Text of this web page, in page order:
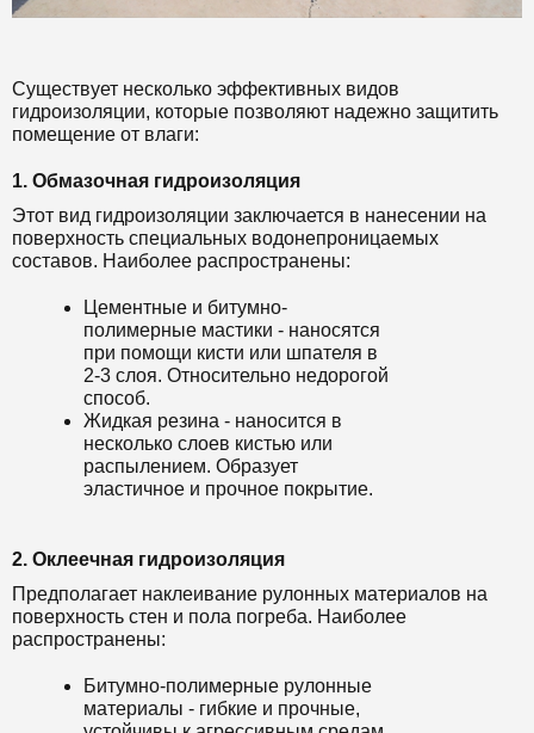
Существует несколько эффективных видов
гидроизоляции, которые позволяют надежно защитить
помещение от влаги:
1. Обмазочная гидроизоляция
Этот вид гидроизоляции заключается в нанесении на
поверхность специальных водонепроницаемых
составов. Наиболее распространены:
Цементные и битумно-
полимерные мастики - наносятся
при помощи кисти или шпателя в
2-3 слоя. Относительно недорогой
способ.
Жидкая резина - наносится в
несколько слоев кистью или
распылением. Образует
эластичное и прочное покрытие.
2. Оклеечная гидроизоляция
Предполагает наклеивание рулонных материалов на
поверхность стен и пола погреба. Наиболее
распространены:
Битумно-полимерные рулонные
материалы - гибкие и прочные,